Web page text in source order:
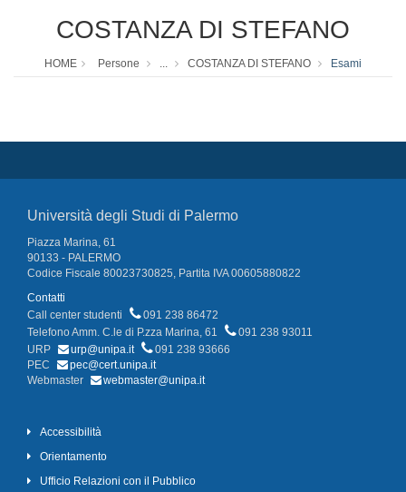
COSTANZA DI STEFANO
HOME Persone ... COSTANZA DI STEFANO Esami
Università degli Studi di Palermo
Piazza Marina, 61
90133 - PALERMO
Codice Fiscale 80023730825, Partita IVA 00605880822
Contatti
Call center studenti
091 238 86472
Telefono Amm. C.le di P.zza Marina, 61
091 238 93011
URP
urp@unipa.it
091 238 93666
PEC
pec@cert.unipa.it
Webmaster
webmaster@unipa.it
Accessibilità
Orientamento
Ufficio Relazioni con il Pubblico